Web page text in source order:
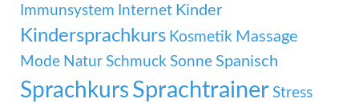
Immunsystem Internet Kinder
Kindersprachkurs Kosmetik Massage
Mode Natur Schmuck Sonne Spanisch
Sprachkurs Sprachtrainer Stress